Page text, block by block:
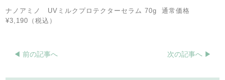
ナノアミノ UVミルクプロテクターセラム 70g 通常価格
¥3,190（税込）
◀︎ 前の記事へ 次の記事へ ▶︎